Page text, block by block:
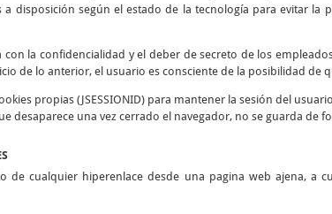
a disposición según el estado de la tecnología para evitar
con la confidencialidad y el deber de secreto de los
de lo anterior, el usuario es consciente de la posibilidad de
propias (JSESSIONID) para mantener la sesión del
desaparece una vez cerrado el navegador, no se guarda de
de cualquier hiperenlace desde una pagina web ajena, a